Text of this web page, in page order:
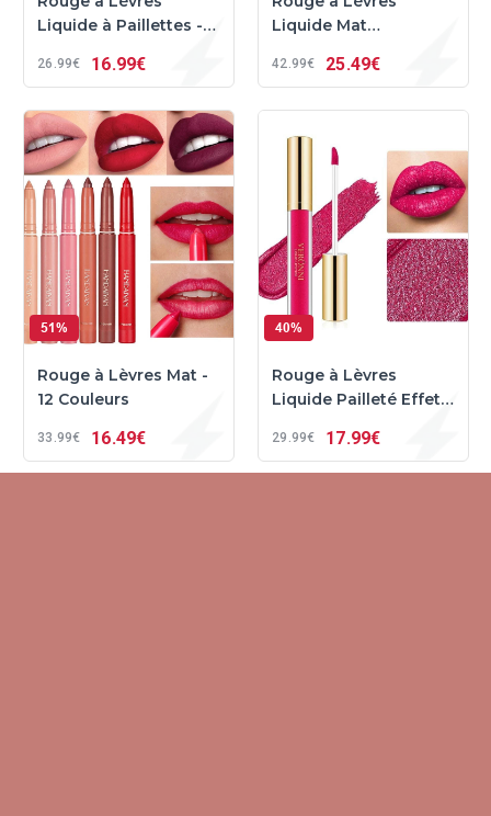
Liquide à Paillettes -
26 99€ 16 99€
Liquide Mat
42 99€ 25 49€
51%
Rouge à Lèvres Mat -
12 Couleurs
33 99€ 16 49€
40%
Rouge à Lèvres
Liquide Pailleté Effet
29 99€ 17 99€